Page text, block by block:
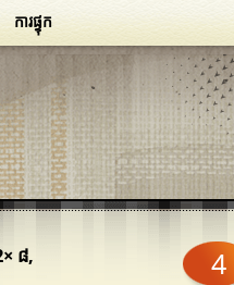
ការផ្ទុក
៨,
4